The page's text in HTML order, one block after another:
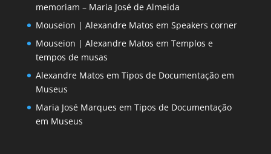
memoriam – Maria José de Almeida
Mouseion | Alexandre Matos em Speakers corner
Mouseion | Alexandre Matos em Templos e
tempos de musas
Alexandre Matos em Tipos de Documentação em
Museus
Maria José Marques em Tipos de Documentação
em Museus